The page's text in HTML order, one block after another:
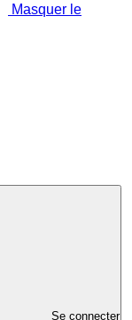
Masquer le
Se connecter